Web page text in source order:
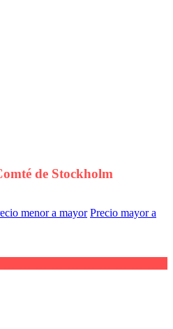
de Stockholm
menor a mayor Precio mayor a